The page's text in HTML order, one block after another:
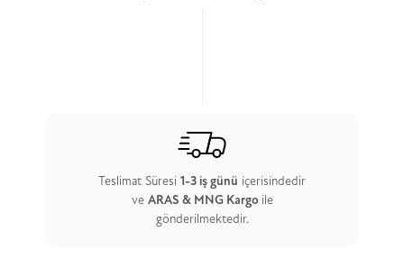
Teslimat Süresi 1-3 iş günü içerisindedir
ve ARAS & MNG Kargo ile
gönderilmektedir.